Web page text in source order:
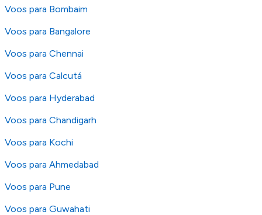
Voos para Bombaim
Voos para Bangalore
Voos para Chennai
Voos para Calcutá
Voos para Hyderabad
Voos para Chandigarh
Voos para Kochi
Voos para Ahmedabad
Voos para Pune
Voos para Guwahati